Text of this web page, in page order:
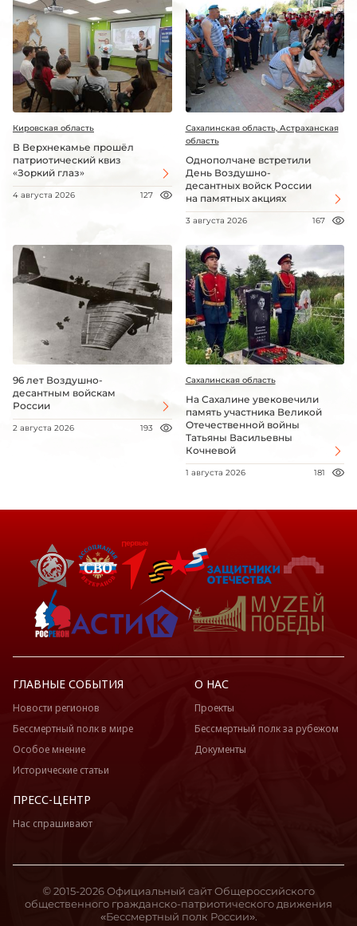
Кировская область
В Верхнекамье прошёл
патриотический квиз
«Зоркий глаз»
4 августа 2026 127
Сахалинская область, Астраханская
область
Однополчане встретили
День Воздушно-
десантных войск России
на памятных акциях
3 августа 2026 167
96 лет Воздушно-
десантным войскам
России
2 августа 2026 193
Сахалинская область
На Сахалине увековечили
память участника Великой
Отечественной войны
Татьяны Васильевны
Кочневой
1 августа 2026 181
ГЛАВНЫЕ СОБЫТИЯ
Новости регионов
Бессмертный полк в мире
Особое мнение
Исторические статьи
О НАС
Проекты
Бессмертный полк за рубежом
Документы
ПРЕСС-ЦЕНТР
Нас спрашивают
© 2015-2026 Официальный сайт Общероссийского
общественного гражданско-патриотического движения
«Бессмертный полк России».